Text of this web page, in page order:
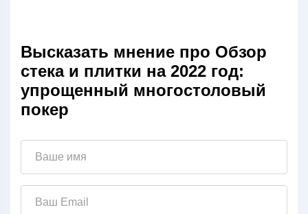
Высказать мнение про Обзор
стека и плитки на 2022 год:
упрощенный многостоловый
покер